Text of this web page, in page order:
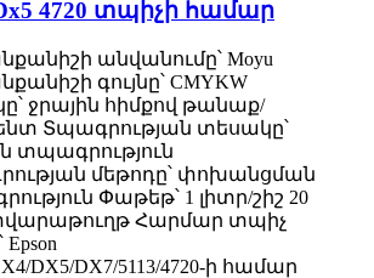
4720 տպիչի համար
անվանումը՝ Moyu
գույնը՝ CMYKW
ջրային հիմքով թանաք/
Տպագրության տեսակը՝
տպագրություն
մեթոդը՝ փոխանցման
Փաթեթ՝ 1 լիտր/շիշ 20
Հարմար տպիչ
DX5/DX7/5113/4720-ի համար